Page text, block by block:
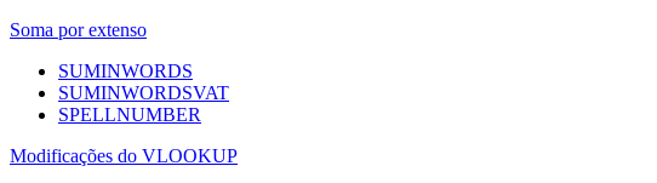
Soma por extenso
SUMINWORDS
SUMINWORDSVAT
SPELLNUMBER
Modificações do VLOOKUP